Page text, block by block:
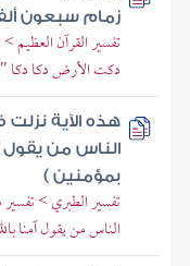
زمام سبعون
تفسير القرآن العظيم
دكت الأرض دكا دكا "
هذه الآية
الناس من يقول
بمؤمنين )
تفسير الطبري >
الناس من يقول آمنا